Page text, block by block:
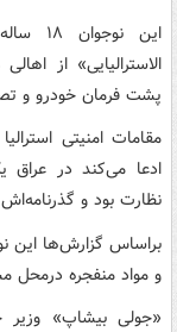
این
الاسترالیایی» از
پشت فرمان خودرو و
مقامات امنیتی
ادعا می‌کند در
نظارت بود و
براساس گزارش‌ها این
و مواد منفجره درمحل
«جولی بیشاپ» وزیر